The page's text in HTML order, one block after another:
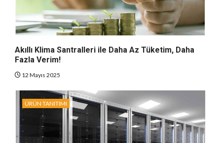
Akıllı Klima Santralleri ile Daha Az Tüketim, Daha
Fazla Verim!
12 Mayıs 2025
ÜRÜN TANITIMI